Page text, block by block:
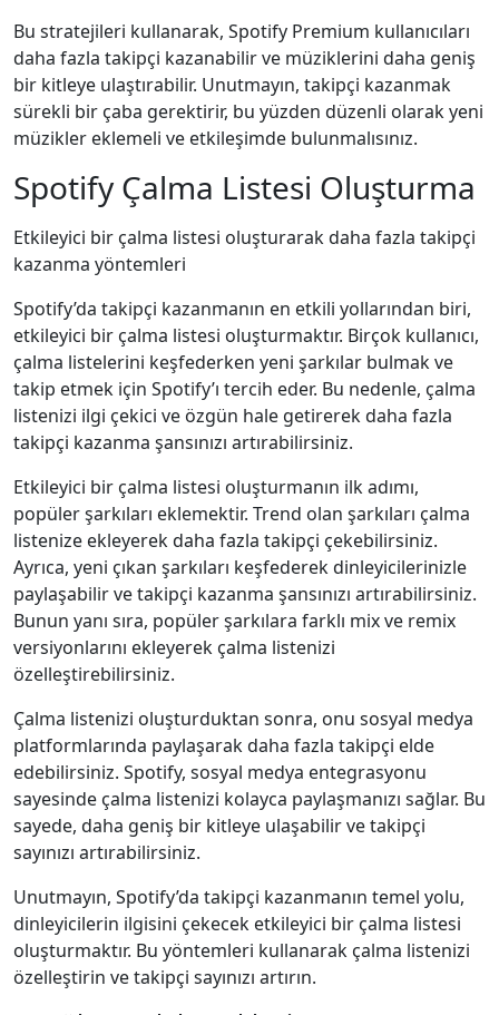
Bu stratejileri kullanarak, Spotify Premium kullanıcıları
daha fazla takipçi kazanabilir ve müziklerini daha geniş
bir kitleye ulaştırabilir. Unutmayın, takipçi kazanmak
sürekli bir çaba gerektirir, bu yüzden düzenli olarak yeni
müzikler eklemeli ve etkileşimde bulunmalısınız.
Spotify Çalma Listesi Oluşturma
Etkileyici bir çalma listesi oluşturarak daha fazla takipçi
kazanma yöntemleri
Spotify’da takipçi kazanmanın en etkili yollarından biri,
etkileyici bir çalma listesi oluşturmaktır. Birçok kullanıcı,
çalma listelerini keşfederken yeni şarkılar bulmak ve
takip etmek için Spotify’ı tercih eder. Bu nedenle, çalma
listenizi ilgi çekici ve özgün hale getirerek daha fazla
takipçi kazanma şansınızı artırabilirsiniz.
Etkileyici bir çalma listesi oluşturmanın ilk adımı,
popüler şarkıları eklemektir. Trend olan şarkıları çalma
listenize ekleyerek daha fazla takipçi çekebilirsiniz.
Ayrıca, yeni çıkan şarkıları keşfederek dinleyicilerinizle
paylaşabilir ve takipçi kazanma şansınızı artırabilirsiniz.
Bunun yanı sıra, popüler şarkılara farklı mix ve remix
versiyonlarını ekleyerek çalma listenizi
özelleştirebilirsiniz.
Çalma listenizi oluşturduktan sonra, onu sosyal medya
platformlarında paylaşarak daha fazla takipçi elde
edebilirsiniz. Spotify, sosyal medya entegrasyonu
sayesinde çalma listenizi kolayca paylaşmanızı sağlar. Bu
sayede, daha geniş bir kitleye ulaşabilir ve takipçi
sayınızı artırabilirsiniz.
Unutmayın, Spotify’da takipçi kazanmanın temel yolu,
dinleyicilerin ilgisini çekecek etkileyici bir çalma listesi
oluşturmaktır. Bu yöntemleri kullanarak çalma listenizi
özelleştirin ve takipçi sayınızı artırın.